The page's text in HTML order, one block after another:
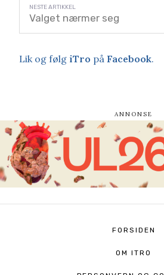
Valget nærmer seg
Lik og følg iTro på Facebook.
FORSIDEN
OM ITRO